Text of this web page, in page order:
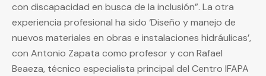
con discapacidad en busca de la inclusión”. La otra
experiencia profesional ha sido ‘Diseño y manejo de
nuevos materiales en obras e instalaciones hidráulicas’,
con Antonio Zapata como profesor y con Rafael
Beaeza, técnico especialista principal del Centro IFAPA